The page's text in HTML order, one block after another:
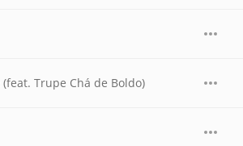
Trupe Chá de Boldo)